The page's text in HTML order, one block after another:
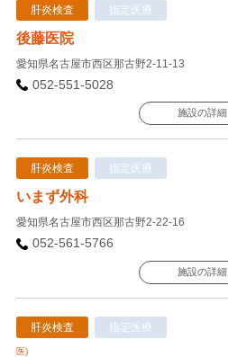
肝炎検査 指定医療
後藤医院
愛知県名古屋市西区那古野2-11-13
052-551-5028
施設の詳細
肝炎検査 指定医療
いまず外科
愛知県名古屋市西区那古野2-22-16
052-561-5766
施設の詳細
肝炎検査 指定医療
医)